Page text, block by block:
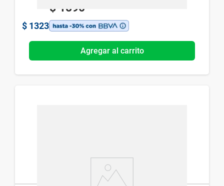
$ 1890
$ 1323
Agregar al carrito